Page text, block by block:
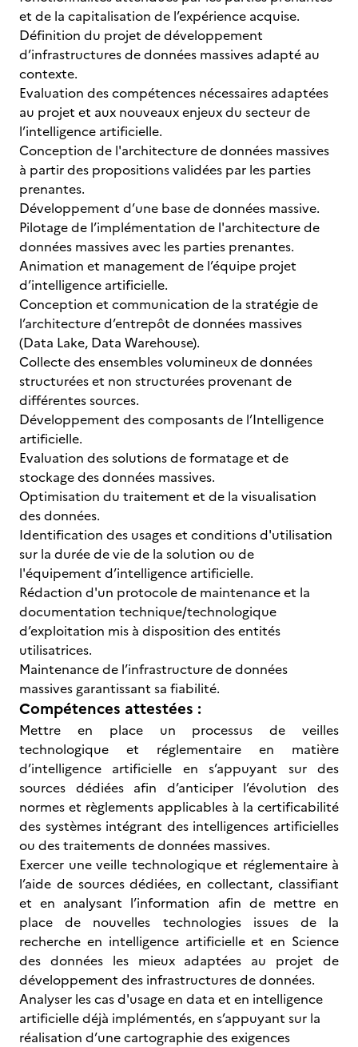
et de la capitalisation de l’expérience acquise.
Définition du projet de développement
d’infrastructures de données massives adapté au
contexte.
Evaluation des compétences nécessaires adaptées
au projet et aux nouveaux enjeux du secteur de
l’intelligence artificielle.
Conception de l'architecture de données massives
à partir des propositions validées par les parties
prenantes.
Développement d’une base de données massive.
Pilotage de l’implémentation de l'architecture de
données massives avec les parties prenantes.
Animation et management de l’équipe projet
d’intelligence artificielle.
Conception et communication de la stratégie de
l’architecture d’entrepôt de données massives
(Data Lake, Data Warehouse).
Collecte des ensembles volumineux de données
structurées et non structurées provenant de
différentes sources.
Développement des composants de l’Intelligence
artificielle.
Evaluation des solutions de formatage et de
stockage des données massives.
Optimisation du traitement et de la visualisation
des données.
Identification des usages et conditions d'utilisation
sur la durée de vie de la solution ou de
l'équipement d’intelligence artificielle.
Rédaction d'un protocole de maintenance et la
documentation technique/technologique
d’exploitation mis à disposition des entités
utilisatrices.
Maintenance de l’infrastructure de données
massives garantissant sa fiabilité.
Compétences attestées :
Mettre en place un processus de veilles
technologique et réglementaire en matière
d’intelligence artificielle en s’appuyant sur des
sources dédiées afin d’anticiper l’évolution des
normes et règlements applicables à la certificabilité
des systèmes intégrant des intelligences artificielles
ou des traitements de données massives.
Exercer une veille technologique et réglementaire à
l’aide de sources dédiées, en collectant, classifiant
et en analysant l’information afin de mettre en
place de nouvelles technologies issues de la
recherche en intelligence artificielle et en Science
des données les mieux adaptées au projet de
développement des infrastructures de données.
Analyser les cas d'usage en data et en intelligence
artificielle déjà implémentés, en s’appuyant sur la
réalisation d’une cartographie des exigences